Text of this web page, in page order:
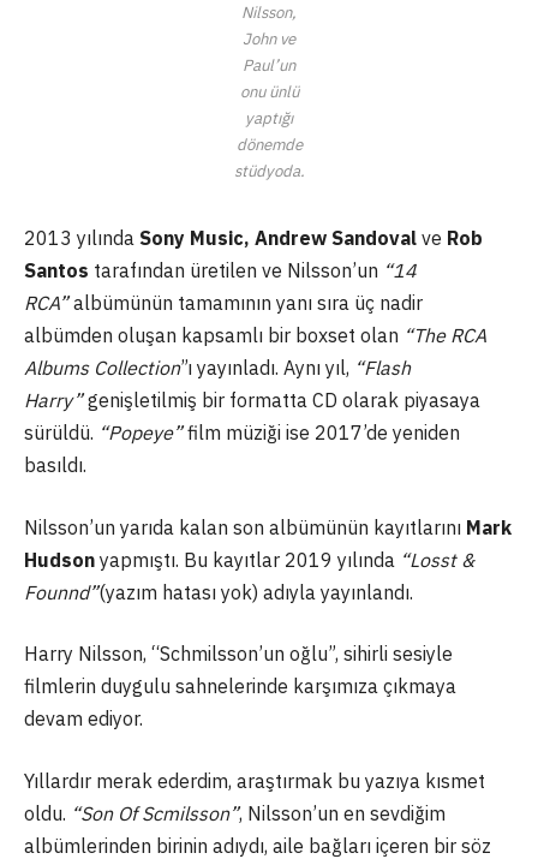
Nilsson,
John ve
Paul’un
onu ünlü
yaptığı
dönemde
stüdyoda.
2013 yılında Sony Music, Andrew Sandoval ve Rob
Santos tarafından üretilen ve Nilsson’un “14
RCA”albümünün tamamının yanı sıra üç nadir
albümden oluşan kapsamlı bir boxset olan “The RCA
Albums Collection”ı yayınladı. Aynı yıl, “Flash
Harry”genişletilmiş bir formatta CD olarak piyasaya
sürüldü. “Popeye”film müziği ise 2017’de yeniden
basıldı.
Nilsson’un yarıda kalan son albümünün kayıtlarını Mark
Hudson yapmıştı. Bu kayıtlar 2019 yılında “Losst &
Founnd”(yazım hatası yok) adıyla yayınlandı.
Harry Nilsson, “Schmilsson’un oğlu”, sihirli sesiyle
filmlerin duygulu sahnelerinde karşımıza çıkmaya
devam ediyor.
Yıllardır merak ederdim, araştırmak bu yazıya kısmet
oldu. “Son Of Scmilsson”, Nilsson’un en sevdiğim
albümlerinden birinin adıydı, aile bağları içeren bir söz